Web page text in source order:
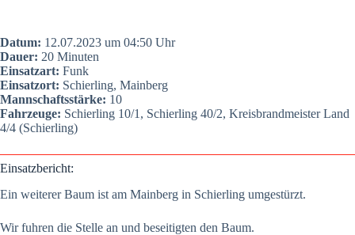
Datum: 12.07.2023 um 04:50 Uhr
Dau­er: 20 Minu­ten
Ein­satz­art: Funk
Ein­satz­ort: Schier­ling, Main­berg
Mann­schafts­stär­ke: 10
Fahr­zeu­ge: Schier­ling 10/1, Schier­ling 40/2, Kreis­brand­meis­ter Land
4/4 (Schier­ling)
Ein­satz­be­richt:
Ein wei­te­rer Baum ist am Main­berg in Schier­ling umge­stürzt.
Wir fuh­ren die Stel­le an und besei­tig­ten den Baum.